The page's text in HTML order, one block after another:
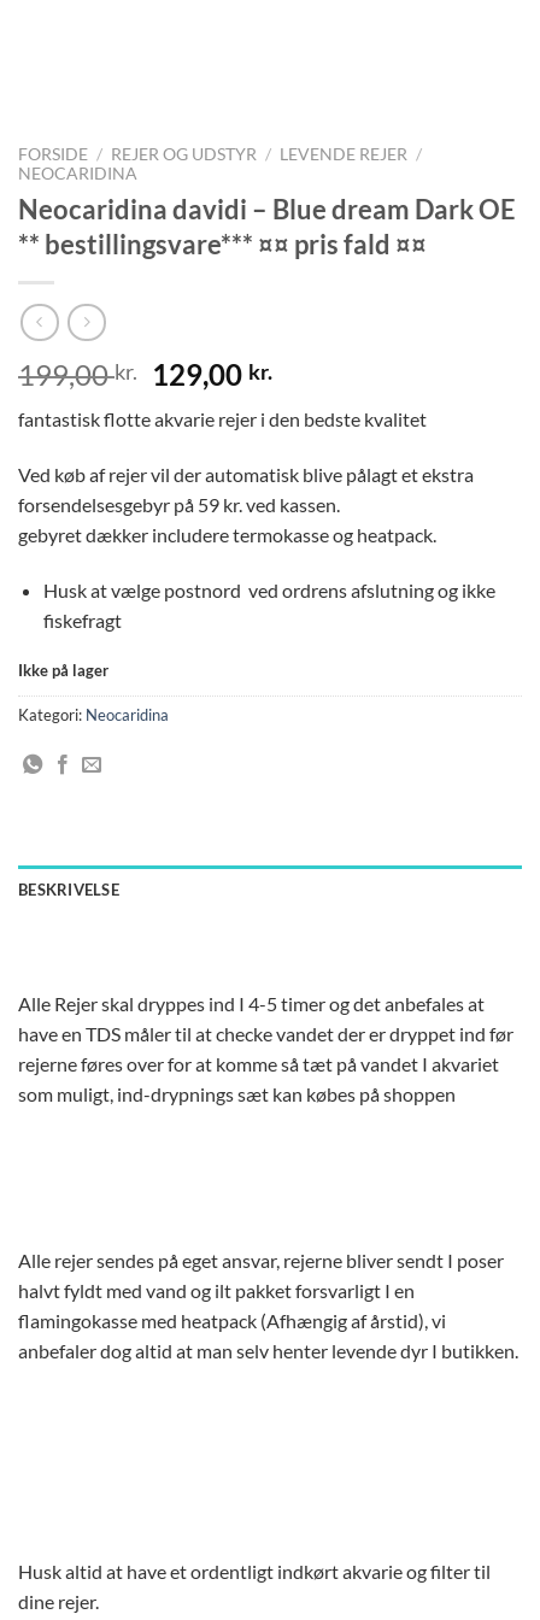
FORSIDE / REJER OG UDSTYR / LEVENDE REJER /
NEOCARIDINA
Neocaridina davidi – Blue dream Dark OE
** bestillingsvare*** ¤¤ pris fald ¤¤
199,00kr.
Den
oprindelige
pris
var:
199,00 kr..
129,00 kr.Den
pris
er:
129,00 kr..
fantastisk flotte akvarie rejer i den bedste kvalitet
Ved køb af rejer vil der automatisk blive pålagt et ekstra
forsendelsesgebyr på 59 kr. ved kassen.
gebyret dækker includere termokasse og heatpack.
Husk at vælge postnord ved ordrens afslutning og ikke
fiskefragt
Ikke på lager
Kategori: Neocaridina
BESKRIVELSE
Alle Rejer skal dryppes ind I 4-5 timer og det anbefales at
have en TDS måler til at checke vandet der er dryppet ind før
rejerne føres over for at komme så tæt på vandet I akvariet
som muligt, ind-drypnings sæt kan købes på shoppen
Alle rejer sendes på eget ansvar, rejerne bliver sendt I poser
halvt fyldt med vand og ilt pakket forsvarligt I en
flamingokasse med heatpack (Afhængig af årstid), vi
anbefaler dog altid at man selv henter levende dyr I butikken.
Husk altid at have et ordentligt indkørt akvarie og filter til
dine rejer.